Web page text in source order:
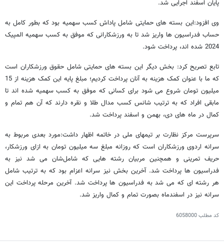
پایان اسفند اجرایی شد.
وی افزود:این بسته های حمایتی شامل پاداش کسب سهمیه بود که بطور کامل به
حساب فدراسیون ها واریز شد تا به ورزشکارانی که موفق به کسب سهمیه المپیک
2024 شده اند، پرداخت شود.
تابع تصریح کرد: بخش دیگر این بسته های حمایتی شامل حقوق ورزشکاران است
که ما با عنوان کمک هزینه به آنان پرداخت کردیم؛ مبلغ پایه این کمک هزینه از 15
میلیون تومان شروع می شود برای کسانی که موفق به کسب سهمیه شده اند تا
مابقی افراد که به ترتیب شانس کسب مدال طلا و نقره دارند که آن هم تمام و
کمال در ماه های دی، بهمن و اسفند پرداخت شد.
سرپرست مرکز نظارت بر تیمهای ملی در خاتمه اظهار داشت:مورد بعدی مربوط به
سرانه اردوی ورزشکاران است که روزانه مبلغ سه میلیون تومان به ازای ورزشکار،
حریف تمرینی و همچنین مربیان رشته هایی که شامل‌شان می شد نیز به
فدراسیون ها پرداخت شد. آخرین بخش نیز سرانه اعزام بود که به ترتیب شامل
هر رشته ای که می شد به فدراسیون ها پرداخت شد. آخرین مرحله پرداخت این
سرانه نیز در اسفندماه بصورت تمام و کمال واریز شد.
کد مطلب6058000